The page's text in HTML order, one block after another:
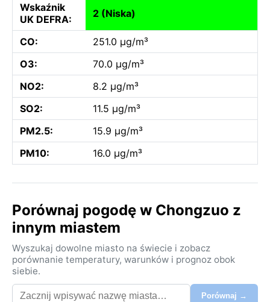
Wskaźnik
UK DEFRA:
2 (Niska)
CO:
251.0 µg/m³
O3:
70.0 µg/m³
NO2:
8.2 µg/m³
SO2:
11.5 µg/m³
PM2.5:
15.9 µg/m³
PM10:
16.0 µg/m³
Porównaj pogodę w Chongzuo z
innym miastem
Wyszukaj dowolne miasto na świecie i zobacz
porównanie temperatury, warunków i prognoz obok
siebie.
Porównaj →